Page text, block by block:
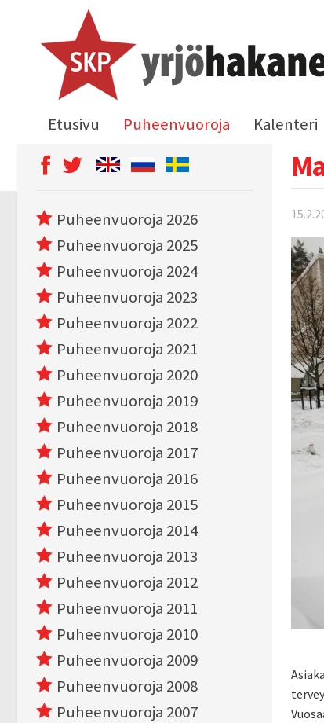
Etusivu Puheenvuoroja Kalenteri
Puheenvuoroja 2026
Puheenvuoroja 2025
Puheenvuoroja 2024
Puheenvuoroja 2023
Puheenvuoroja 2022
Puheenvuoroja 2021
Puheenvuoroja 2020
Puheenvuoroja 2019
Puheenvuoroja 2018
Puheenvuoroja 2017
Puheenvuoroja 2016
Puheenvuoroja 2015
Puheenvuoroja 2014
Puheenvuoroja 2013
Puheenvuoroja 2012
Puheenvuoroja 2011
Puheenvuoroja 2010
Puheenvuoroja 2009
Puheenvuoroja 2008
Puheenvuoroja 2007